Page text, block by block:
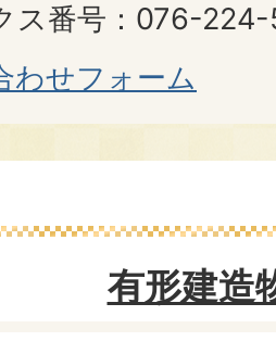
ス番号：076-
わせフォーム
有形建造